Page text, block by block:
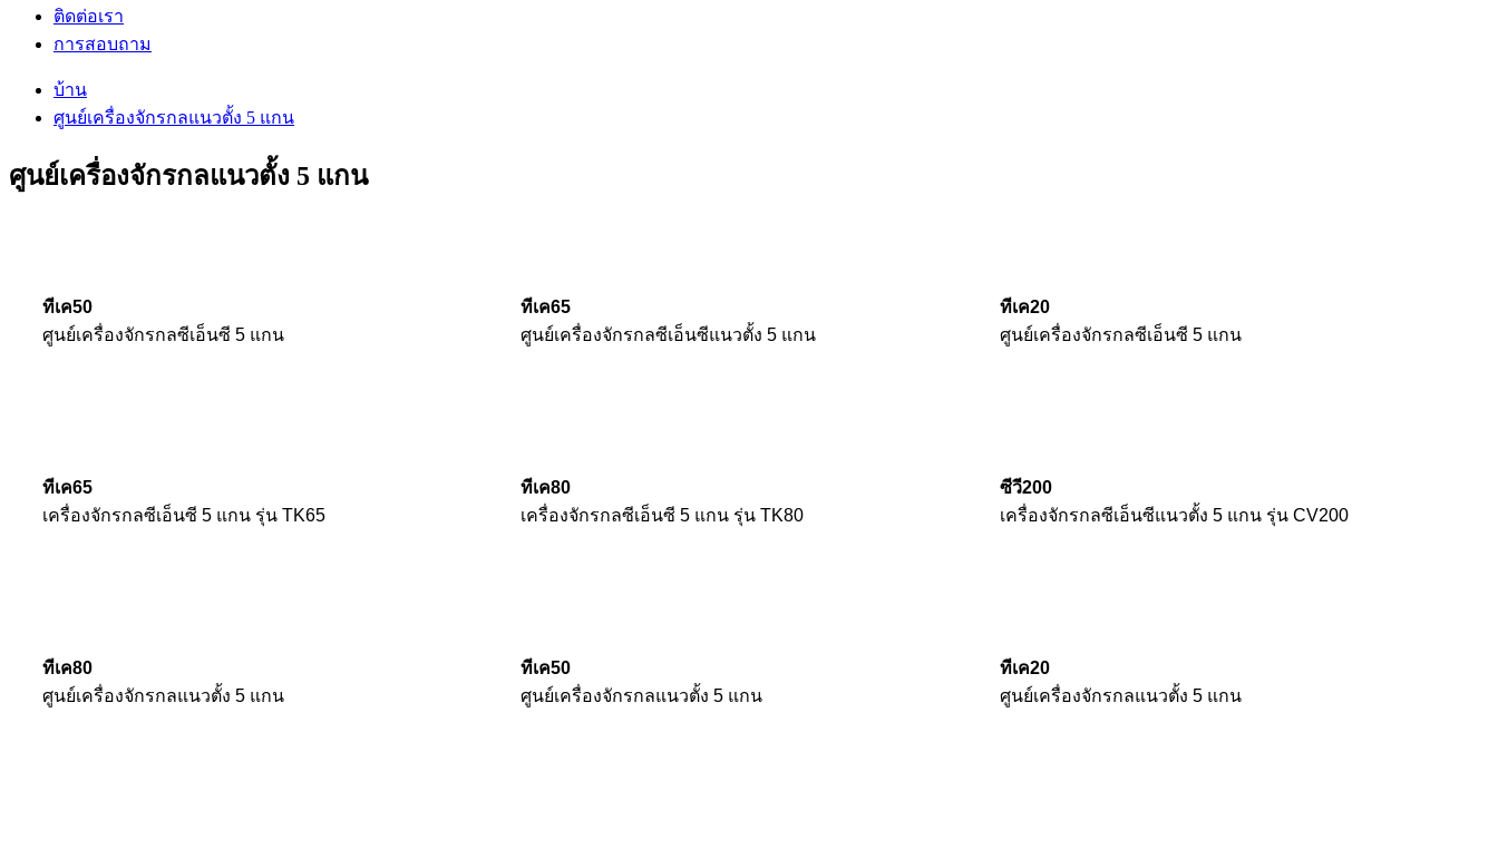
ติดต่อเรา
การสอบถาม
บ้าน
ศูนย์เครื่องจักรกลแนวตั้ง 5 แกน
ศูนย์เครื่องจักรกลแนวตั้ง 5 แกน
ทีเค50
ศูนย์เครื่องจักรกลซีเอ็นซี 5 แกน
ทีเค65
ศูนย์เครื่องจักรกลซีเอ็นซีแนวตั้ง 5 แกน
ทีเค20
ศูนย์เครื่องจักรกลซีเอ็นซี 5 แกน
ทีเค65
เครื่องจักรกลซีเอ็นซี 5 แกน รุ่น TK65
ทีเค80
เครื่องจักรกลซีเอ็นซี 5 แกน รุ่น TK80
ซีวี200
เครื่องจักรกลซีเอ็นซีแนวตั้ง 5 แกน รุ่น CV200
ทีเค80
ศูนย์เครื่องจักรกลแนวตั้ง 5 แกน
ทีเค50
ศูนย์เครื่องจักรกลแนวตั้ง 5 แกน
ทีเค20
ศูนย์เครื่องจักรกลแนวตั้ง 5 แกน